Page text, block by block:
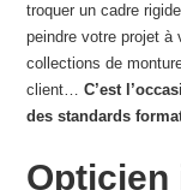
troquer un cadre
peindre votre projet à
collections de
client…C’est
des standards
Opticien